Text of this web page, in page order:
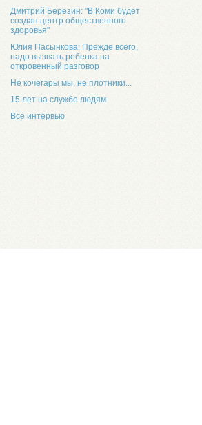
Дмитрий Березин: "В Коми будет
создан центр общественного
здоровья"
Юлия Пасынкова: Прежде всего,
надо вызвать ребенка на
откровенный разговор
Не кочегары мы, не плотники...
15 лет на службе людям
Все интервью